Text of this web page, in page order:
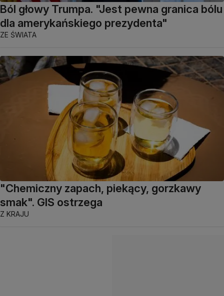
Ból głowy Trumpa. "Jest pewna granica bólu
dla amerykańskiego prezydenta"
ZE ŚWIATA
"Chemiczny zapach, piekący, gorzkawy
smak". GIS ostrzega
Z KRAJU